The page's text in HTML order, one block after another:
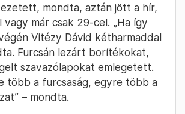
mondta, aztán jött a hír,
már csak 29-cel. „Ha így
Vitézy Dávid kétharmaddal
Furcsán lezárt borítékokat,
szavazólapokat emlegetett.
több a furcsaság, egyre több a
– mondta.